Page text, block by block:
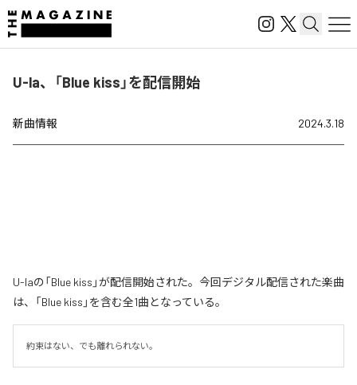
U-la、「Blue kiss」を配信開始
新曲情報 2024.3.18
U-laの「Blue kiss」が配信開始された。今回デジタル配信された楽曲
は、「Blue kiss」を含む全1曲となっている。
約束はない、でも離れられない。